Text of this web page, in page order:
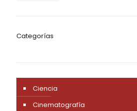
Categorías
Ciencia
Cinematografía